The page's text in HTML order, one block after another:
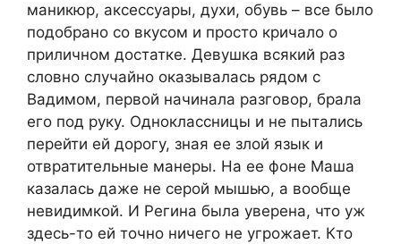
маникюр, аксессуары, духи, обувь – все было
подобрано со вкусом и просто кричало о
приличном достатке. Девушка всякий раз
словно случайно оказывалась рядом с
Вадимом, первой начинала разговор, брала
его под руку. Одноклассницы и не пытались
перейти ей дорогу, зная ее злой язык и
отвратительные манеры. На ее фоне Маша
казалась даже не серой мышью, а вообще
невидимкой. И Регина была уверена, что уж
здесь-то ей точно ничего не угрожает. Кто